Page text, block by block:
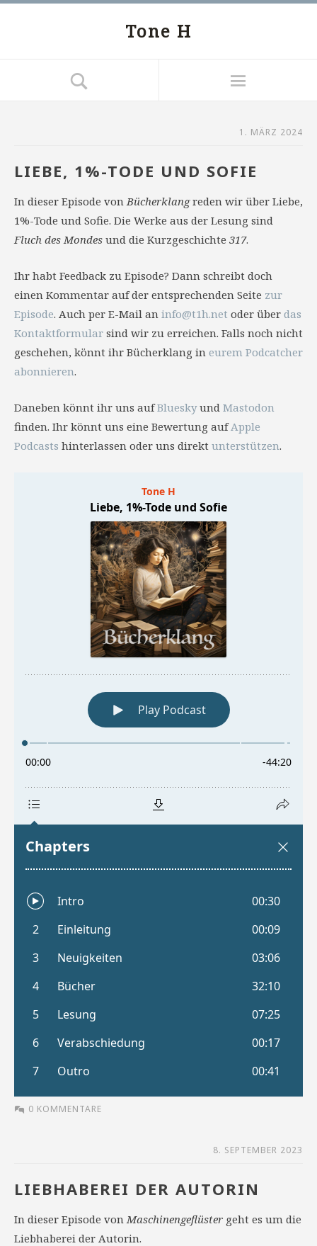
Tone H
1. MÄRZ 2024
LIEBE, 1%-TODE UND SOFIE
In dieser Episode vonBücherklangreden wir über Liebe,
1%-Tode und Sofie. Die Werke aus der Lesung sind
Fluch des Mondes und die Kurzgeschichte 317.
Ihr habt Feedback zu Episode? Dann schreibt doch
einen Kommentar auf der entsprechenden Seite zur
Episode. Auch per E-Mail an info@t1h.net oder über das
Kontaktformular sind wir zu erreichen. Falls noch nicht
geschehen, könnt ihr Bücherklang in eurem Podcatcher
abonnieren.
Daneben könnt ihr uns aufBlueskyund Mastodon
finden. Ihr könnt uns eine Bewertung aufApple
Podcasts hinterlassen oder uns direkt unterstützen.
0 KOMMENTARE
8. SEPTEMBER 2023
LIEBHABEREI DER AUTORIN
In dieser Episode vonMaschinengeflüster geht es um die
Liebhaberei der Autorin.